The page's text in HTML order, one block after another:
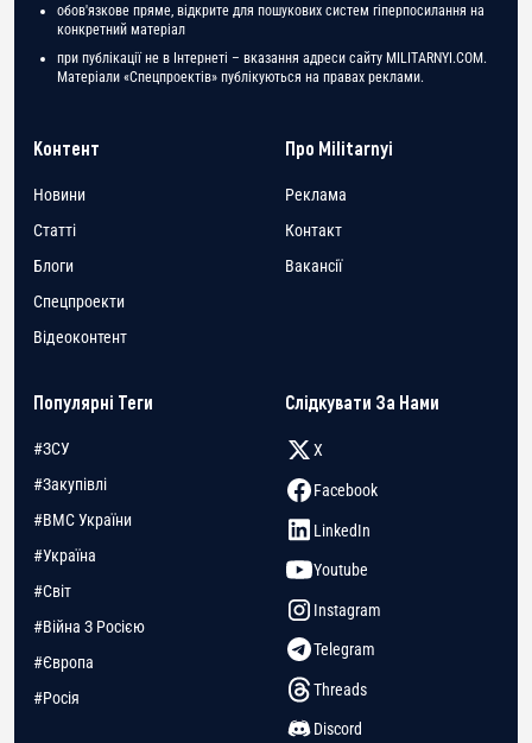
обов'язкове пряме, відкрите для пошукових систем гіперпосилання на
конкретний матеріал
при публікації не в Інтернеті – вказання адреси сайту MILITARNYI.COM.
Матеріали «Спецпроектів» публікуються на правах реклами.
Контент
Новини
Статті
Блоги
Спецпроекти
Відеоконтент
Про Militarnyi
Реклама
Контакт
Вакансії
Популярні Теги
#ЗСУ
#Закупівлі
#ВМС України
#Україна
#Світ
#Війна З Росією
#Європа
#Росія
Слідкувати За Нами
X
Facebook
LinkedIn
Youtube
Instagram
Telegram
Threads
Discord